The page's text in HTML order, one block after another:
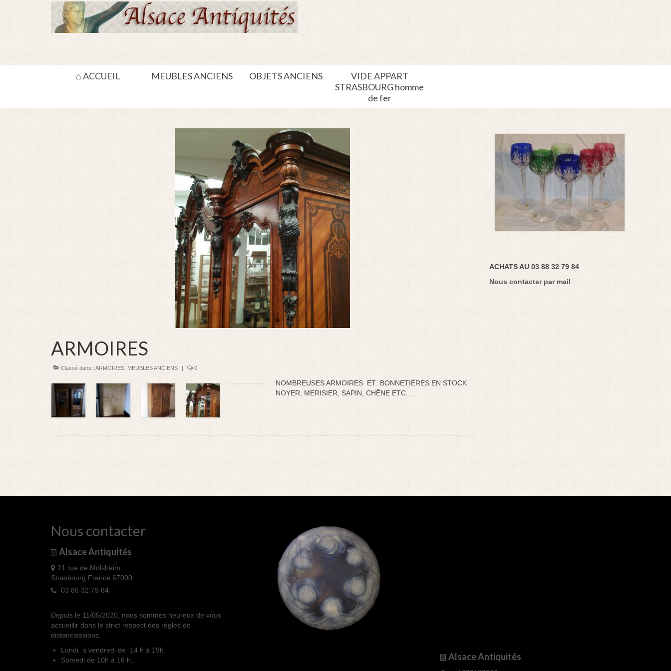
⌂ ACCUEIL MEUBLES ANCIENS OBJETS ANCIENS
VIDE APPART
STRASBOURG homme
de fer
ARMOIRES
Classé dans : ARMOIRES MEUBLES ANCIENS | 0
NOMBREUSES ARMOIRES ET BONNETIÈRES EN STOCK.
NOYER, MERISIER, SAPIN, CHÊNE ETC. ..
ACHATS AU 03 88 32 79 84
Nous contacter par mail
Nous contacter
Alsace Antiquités
21 rue de Molsheim
Strasbourg France 67000
03 88 32 79 84
Depuis le 11/05/2020, nous sommes heureux de vous
accueillir dans le strict respect des règles de
distanciassions.
Lundi à vendredi de 14 h à 19h,
Samedi de 10h à 18 h,
Alsace Antiquités